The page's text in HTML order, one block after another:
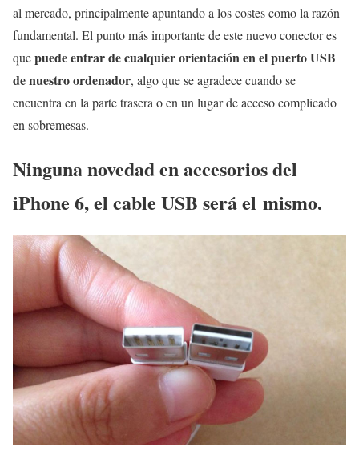
al mercado, principalmente apuntando a los costes como la razón
fundamental. El punto más importante de este nuevo conector es
quepuede entrar de cualquier orientación en el puerto USB
de nuestro ordenador, algo que se agradece cuando se
encuentra en la parte trasera o en un lugar de acceso complicado
en sobremesas.
Ninguna novedad en accesorios del
iPhone 6, el cable USB será el mismo.